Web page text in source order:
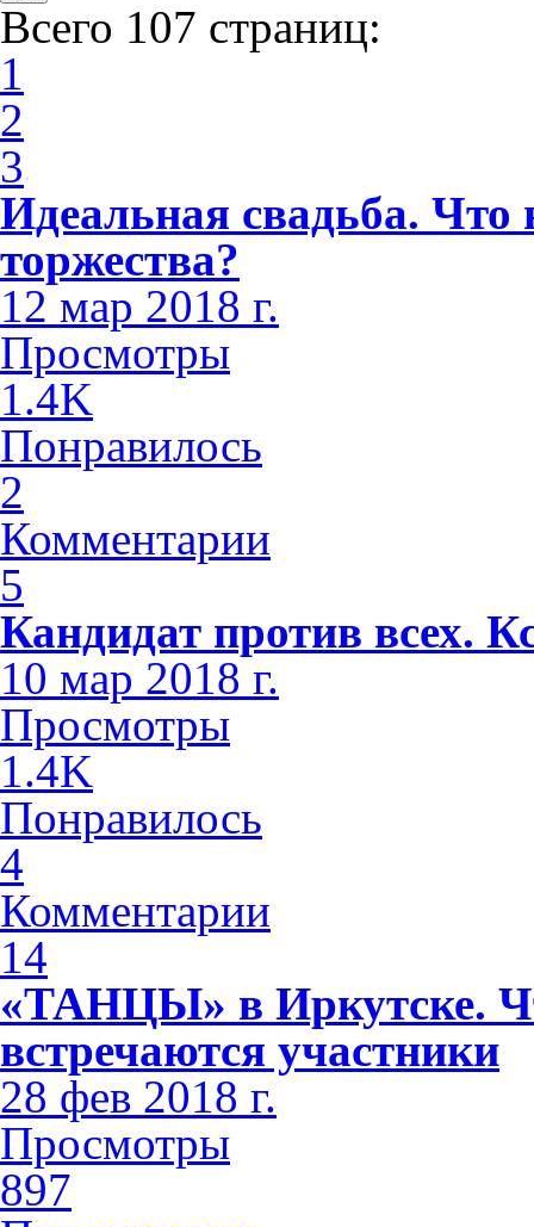
Всего 107 страниц:
1
2
3
Идеальная свадьба. Что
торжества?
12 мар 2018 г.
Просмотры
1.4K
Понравилось
2
Комментарии
5
Кандидат против всех.
10 мар 2018 г.
Просмотры
1.4K
Понравилось
4
Комментарии
14
«ТАНЦЫ» в Иркутске.
встречаются участники
28 фев 2018 г.
Просмотры
897